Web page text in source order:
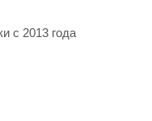
с 2013 года